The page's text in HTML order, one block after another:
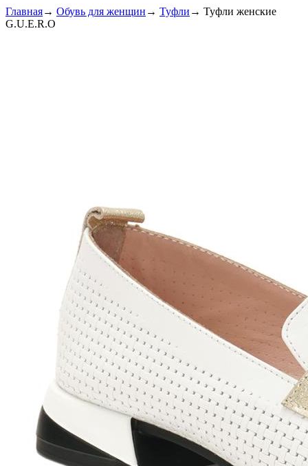
Главная→ Обувь для женщин → Туфли → Туфли женские
G.U.E.R.O